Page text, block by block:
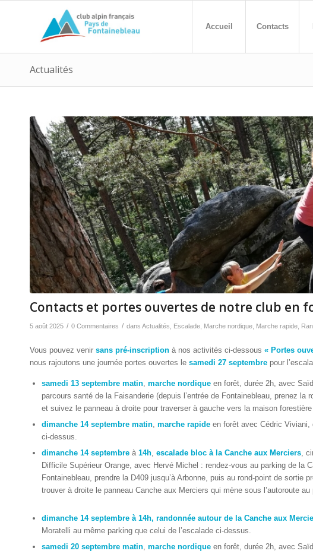
Accueil Contacts
Actualités
Contacts et portes ouvertes de notre club en
5 août 2025 / 0 Commentaires / dans Actualités Escalade Marche nordique Marche rapide
Vous pouvez venir sans pré-inscription à nos activités ci-dessous « Portes
nous rajoutons une journée portes ouvertes le samedi 27 septembre pour
samedi 13 septembre matin marche nordique en forêt, durée 2h, avec
parcours santé de la Faisanderie (depuis l’entrée de Fontainebleau, prenez la
et suivez le panneau à droite pour traverser à gauche vers la maison
dimanche 14 septembre matin marche rapide en forêt avec Cédric Viviani,
ci-dessus.
dimanche 14 septembre à 14h escalade bloc à la Canche aux Merciers ,
Difficile Supérieur Orange, avec Hervé Michel : rendez-vous au parking de la
Fontainebleau, prendre la D409 jusqu’à Arbonne, puis au rond-point de sortie
trouver à droite le panneau Canche aux Merciers qui mène sous l’autoroute au
dimanche 14 septembre à 14h, randonnée autour de la Canche aux
Moratelli au même parking que celui de l’escalade ci-dessus.
samedi 20 septembre matin marche nordique en forêt, durée 2h, avec